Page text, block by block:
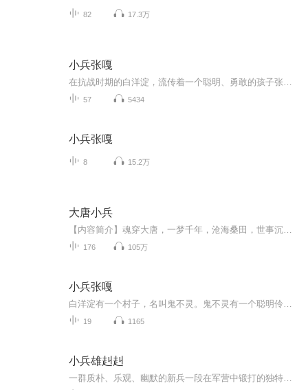
82 17.3万
小兵张嘎
57 5434
小兵张嘎
8 15.2万
大唐小兵
176 105万
小兵张嘎
19 1165
小兵雄赳赳